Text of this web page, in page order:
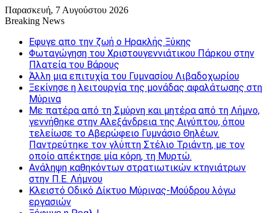
Παρασκευή, 7 Αυγούστου 2026
Breaking News
Εφυγε απο την ζωή o Ηρακλής Ξύκης
Φωταγώγηση του Χριστουγεννιάτικου Πάρκου στην
Πλατεία του Βάρους
Άλλη μια επιτυχία του Γυμνασίου Λιβαδοχωρίου
Ξεκίνησε η λειτουργία της μονάδας αφαλάτωσης στη
Μύρινα
Με πατέρα από τη Σμύρνη και μητέρα από τη Λήμνο,
γεννήθηκε στην Αλεξάνδρεια της Αιγύπτου, όπου
τελείωσε το Αβερώφειο Γυμνάσιο Θηλέων.
Παντρεύτηκε τον γλύπτη Στέλιο Τριάντη, με τον
οποίο απέκτησε μία κόρη, τη Μυρτώ.
Ανάληψη καθηκόντων στρατιωτικών κτηνιάτρων
στην Π.Ε. Λήμνου
Κλειστό Οδικό Δίκτυο Μύρινας-Μούδρου λόγω
εργασιών